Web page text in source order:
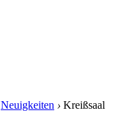
Neuigkeiten › Kreißsaal